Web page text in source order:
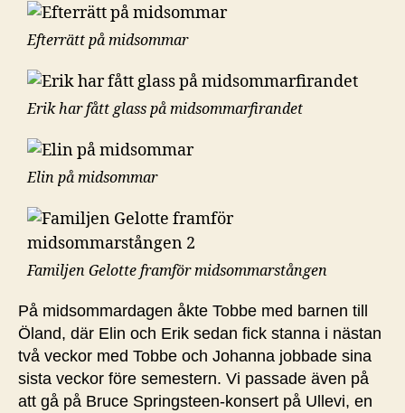
Efterrätt på midsommar
Erik har fått glass på midsommarfirandet
Elin på midsommar
Familjen Gelotte framför midsommarstången
På midsommardagen åkte Tobbe med barnen till
Öland, där Elin och Erik sedan fick stanna i nästan
två veckor med Tobbe och Johanna jobbade sina
sista veckor före semestern. Vi passade även på
att gå på Bruce Springsteen-konsert på Ullevi, en